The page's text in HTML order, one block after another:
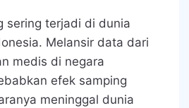
sering terjadi di dunia
Melansir data dari
medis di negara
efek samping
meninggal dunia